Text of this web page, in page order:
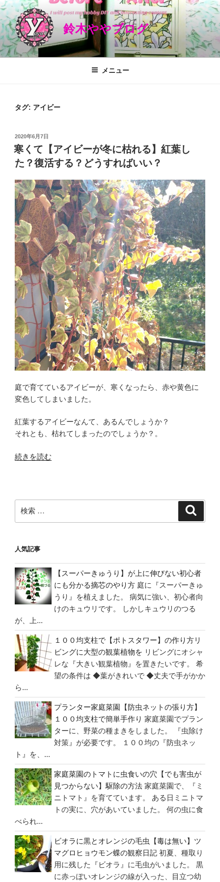
コ
ン
テ
ン
ツ
鈴木ややブログ
メニュー
タグ: アイビー
投
稿
日:
2020年6月7日
寒くて【アイビーが冬に枯れる】紅葉し
た？復活する？どうすればいい？
庭で育てているアイビーが、寒くなったら、赤や黄色に
変色してしまいました。
紅葉するアイビーなんて、あるんでしょうか？
それとも、枯れてしまったのでしょうか？。
“寒
ビ
冬
に
枯
れ
る】
葉
し
た？
復
活
る？
ど
う
す
れ
ば
い
い？”
の
続きを読む
検
索:
人気記事
【スーパーきゅうり】が上に伸びない初心者
にも分かる摘芯のやり方 庭に『スーパーきゅ
うり』を植えました。 病気に強い、初心者向
けのキュウリです。 しかしキュウリのつる
が、上...
１００均支柱で【ポトスタワー】の作り方リ
ビングに大型の観葉植物を リビングにオシャ
レな『大きい観葉植物』を置きたいです。 希
望の条件は ◆葉がきれいで ◆丈夫で手がかか
ら...
プランター家庭菜園【防虫ネットの張り方】
１００均支柱で簡単手作り 家庭菜園でプラン
ターに、野菜の種まきをしました。 『虫除け
対策』が必要です。 １００均の『防虫ネッ
ト』を、...
家庭菜園のトマトに虫食いの穴【でも害虫が
見つからない】駆除の方法 家庭菜園で、『ミ
ニトマト』を育てています。 ある日ミニトマ
トの実に、穴があいていました。 何の虫に食
べられ...
ビオラに黒とオレンジの毛虫【毒は無い】ツ
マグロヒョウモン蝶の観察日記 初夏、種取り
用に残した『ビオラ』に毛虫がいました。 黒
に赤っぽいオレンジの線が入った、目立つ幼